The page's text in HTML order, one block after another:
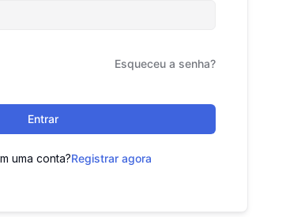
Esqueceu a senha?
Entrar
uma conta?Registrar agora